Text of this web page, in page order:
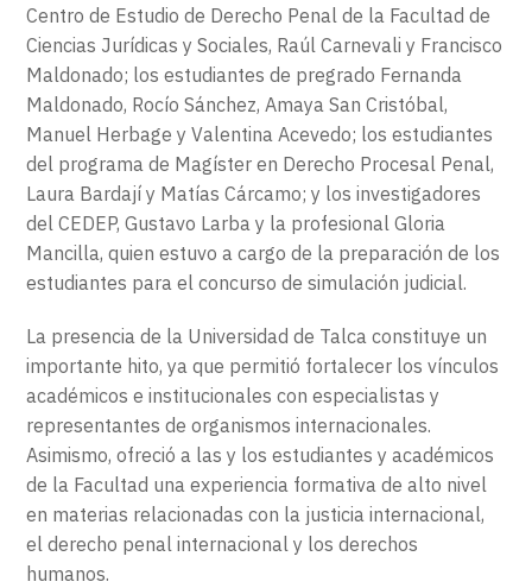
Centro de Estudio de Derecho Penal de la Facultad de
Ciencias Jurídicas y Sociales, Raúl Carnevali y Francisco
Maldonado; los estudiantes de pregrado Fernanda
Maldonado, Rocío Sánchez, Amaya San Cristóbal,
Manuel Herbage y Valentina Acevedo; los estudiantes
del programa de Magíster en Derecho Procesal Penal,
Laura Bardají y Matías Cárcamo; y los investigadores
del CEDEP, Gustavo Larba y la profesional Gloria
Mancilla, quien estuvo a cargo de la preparación de los
estudiantes para el concurso de simulación judicial.
La presencia de la Universidad de Talca constituye un
importante hito, ya que permitió fortalecer los vínculos
académicos e institucionales con especialistas y
representantes de organismos internacionales.
Asimismo, ofreció a las y los estudiantes y académicos
de la Facultad una experiencia formativa de alto nivel
en materias relacionadas con la justicia internacional,
el derecho penal internacional y los derechos
humanos.